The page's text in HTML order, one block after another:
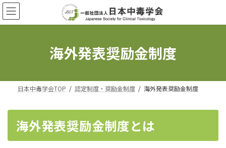
コ
ン
テ
ナ
ビ
ゲ
海外発表奨励金制度
日本中毒学会TOP 認定制度・奨励金制度 海外発表奨励金制度
海外発表奨励金制度とは